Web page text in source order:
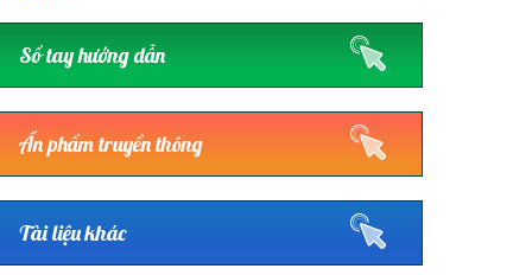
Sổ tay hướng dẫn
Ấn phẩm truyền thông
Tài liệu khác